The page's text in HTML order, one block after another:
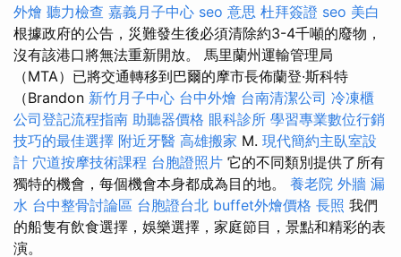
外燴 聽力檢查 嘉義月子中心 seo 意思 杜拜簽證 seo 美白
根據政府的公告，災難發生後必須清除約3-4千噸的廢物，
沒有該港口將無法重新開放。 馬里蘭州運輸管理局
（MTA）已將交通轉移到巴爾的摩市長佈蘭登·斯科特
（Brandon 新竹月子中心 台中外燴 台南清潔公司 冷凍櫃
公司登記流程指南 助聽器價格 眼科診所 學習專業數位行銷
技巧的最佳選擇 附近牙醫 高雄搬家 M. 現代簡約主臥室設
計 穴道按摩技術課程 台胞證照片 它的不同類別提供了所有
獨特的機會，每個機會本身都成為目的地。 養老院 外牆 漏
水 台中整骨討論區 台胞證台北 buffet外燴價格 長照 我們
的船隻有飲食選擇，娛樂選擇，家庭節目，景點和精彩的表
演。